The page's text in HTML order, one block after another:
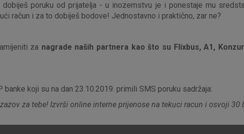
poruku od prijatelja - u inozemstvu je i ponestaje mu
račun i za to dobiješ bodove! Jednostavno i praktično, zar ne?
za nagrade naših partnera kao što su Flixbus, A1,
banke koji su na dan 23.10.2019. primili SMS poruku sadržaja:
za tebe! Izvrši online interne prijenose na tekuci racun i osvoji 30
Nužni
kolačići
Analitički
kolačići
Nužni (tehnički)
Ovi kolačići nužni su za
radnje koje uključuju zahtjev za
preglednik možete postaviti da
Detaljnije informacije o kolačićima